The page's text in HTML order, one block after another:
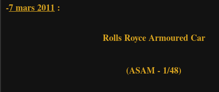
-7 mars 2011 :
Rolls Royce Armoured Car
(ASAM - 1/48)